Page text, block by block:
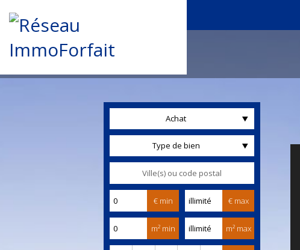
Achat
Type de bien
€ min € max
m² min m² max